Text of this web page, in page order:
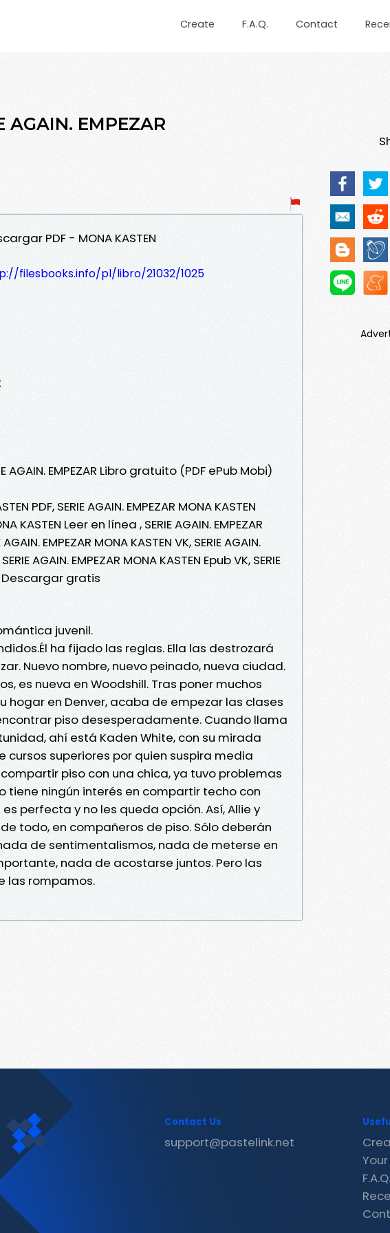
Create F.A.Q. Contact
AGAIN. EMPEZAR
PDF - MONA KASTEN
filesbooks.info/pl/libro/21032/1025
EMPEZAR Libro gratuito (PDF ePub Mobi)
PDF, SERIE AGAIN. EMPEZAR MONA KASTEN
KASTEN Leer en línea , SERIE AGAIN. EMPEZAR
EMPEZAR MONA KASTEN VK, SERIE AGAIN.
AGAIN. EMPEZAR MONA KASTEN Epub VK, SERIE
Descargar gratis
juvenil.
ha fijado las reglas. Ella las destrozará
Nuevo nombre, nuevo peinado, nueva ciudad.
es nueva en Woodshill. Tras poner muchos
hogar en Denver, acaba de empezar las clases
piso desesperadamente. Cuando llama
ahí está Kaden White, con su mirada
cursos superiores por quien suspira media
piso con una chica, ya tuvo problemas
tiene ningún interés en compartir techo con
perfecta y no les queda opción. Así, Allie y
todo, en compañeros de piso. Sólo deberán
de sentimentalismos, nada de meterse en
nada de acostarse juntos. Pero las
las rompamos.
Contact Us
support@pastelink.net
F.A.Q.